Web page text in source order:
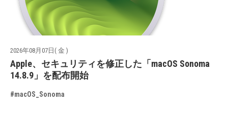
2026年08月07日( 金 )
Apple、セキュリティを修正した「macOS Sonoma
14.8.9」を配布開始
#macOS_Sonoma